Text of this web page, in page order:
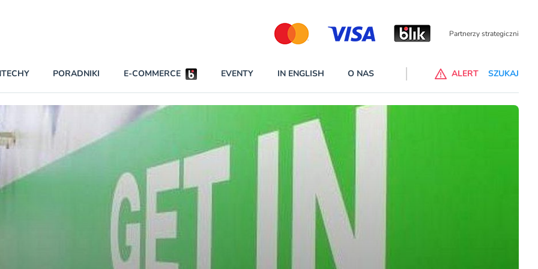
Partnerzy wspierający
BEZPIECZEŃSTWO
INNI NAPISALI
PRAWO
NAJCZĘŚCIEJ CZYTANE
Darmowy dostęp do ChataGPT Go dla klientów Revoluta. Nowy benefit we
wszystkich planach
W najniższych planach – Standard i Plus – z usługi będzie można korzsytać za
PORADNIKI E-COMMERCE EVENTY IN ENGLISH O NAS ALERT SZUKAJ